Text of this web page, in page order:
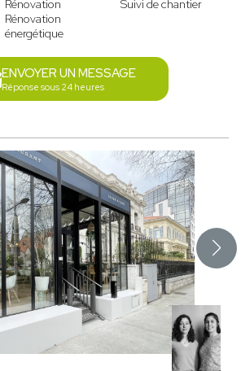
Rénovation
Rénovation
énergétique
Suivi de chantier
ENVOYER UN MESSAGE
Réponse sous 24 heures